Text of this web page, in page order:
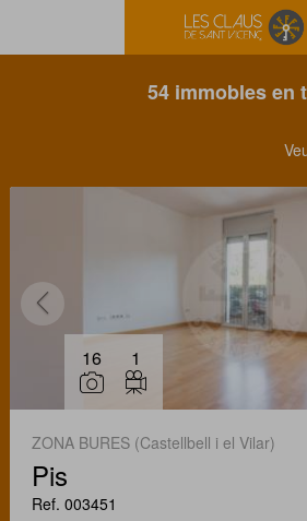
54 immobles en
16 1
ZONA BURES (Castellbell i el Vilar)
Pis
Ref. 003451